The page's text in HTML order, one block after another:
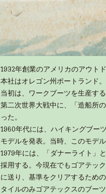
1932年創業のアメリカのアウト
本社はオレゴン州ポートランド。
当初は、ワークブーツを生産す
第二次世界大戦中に、「造船所
った。
1960年代には、ハイキングブー
モデルを発表。当時、このモデ
1979年には、「ダナーライト」
採用する。今現在でもゴアテッ
に送り、基準をクリアするため
タイルのみゴアテックスのブー